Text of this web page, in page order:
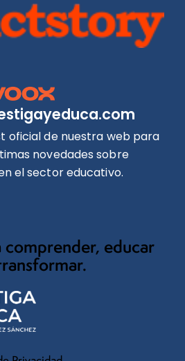
oficial de nuestra web para
novedades sobre
el sector educativo.
comprender, educar